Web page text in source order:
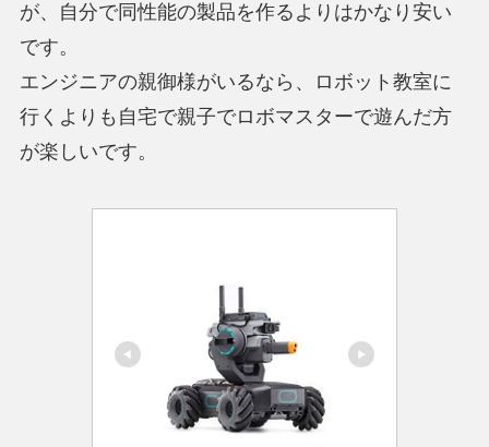
が、自分で同性能の製品を作るよりはかなり安い
です。
エンジニアの親御様がいるなら、ロボット教室に
行くよりも自宅で親子でロボマスターで遊んだ方
が楽しいです。